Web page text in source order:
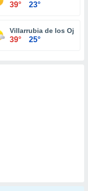
39° 23°
Villarrubia de los Ojos
39° 25°